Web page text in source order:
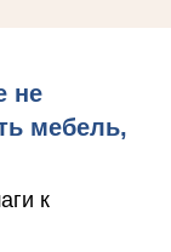
не
мебель,
к